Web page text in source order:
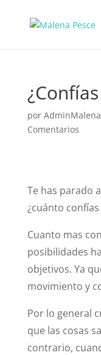
por AdminMalena
Comentarios
Te has parado
¿cuánto confías
Cuanto mas
posibilidades
objetivos. Ya
movimiento y
Por lo general
que las cosas
contrario,